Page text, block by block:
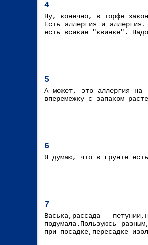
4
Ну, конечно, в торфе
Есть аллергия и
есть всякие "квинке".
5
А может, это аллергия на
вперемежку с запахом
6
Я думаю, что в грунте
7
Васька,рассада
подумала.Пользуюсь
при посадке,пересадке